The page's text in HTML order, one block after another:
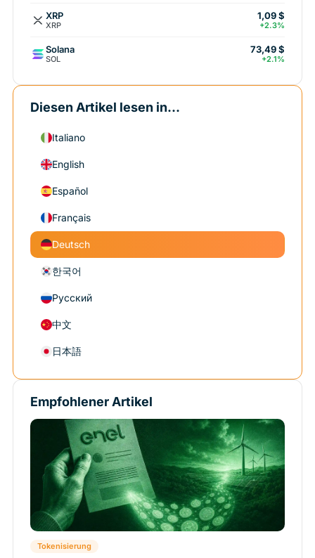
XRP
XRP
1,09 $
+2.3%
Solana
SOL
73,49 $
+2.1%
Diesen Artikel lesen in...
Italiano
English
Español
Français
Deutsch
한국어
Русский
中文
日本語
Empfohlener Artikel
Tokenisierung